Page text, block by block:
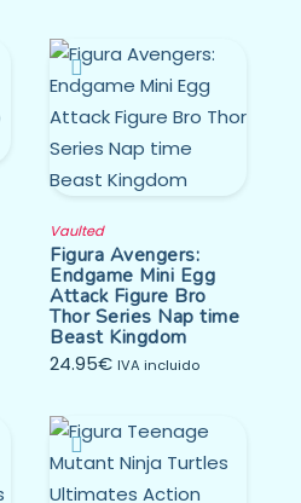
Vaulted
Figura Avengers:
Endgame Mini Egg
Attack Figure Bro
Thor Series Nap time
Beast Kingdom
24.95€ IVA incluido